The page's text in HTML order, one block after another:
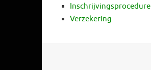
Inschrijvingsprocedure
Verzekering